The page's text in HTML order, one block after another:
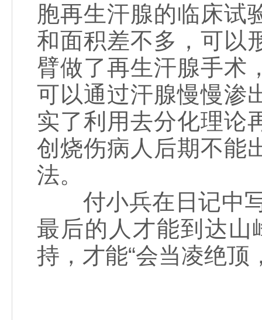
胞再生汗腺的临床试
和面积差不多，可以
臂做了再生汗腺手术
可以通过汗腺慢慢渗
实了利用去分化理论
创烧伤病人后期不能
法。
付小兵在日记中写
最后的人才能到达山
持，才能“会当凌绝顶